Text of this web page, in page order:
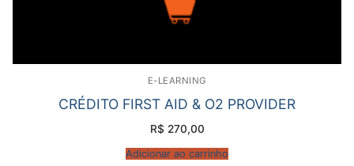
E-LEARNING
CRÉDITO FIRST AID & O2 PROVIDER
R$ 270,00
Adicionar ao carrinho